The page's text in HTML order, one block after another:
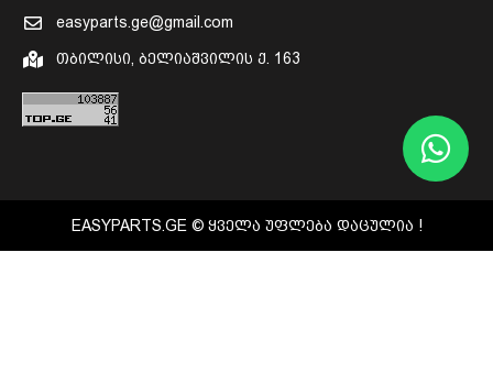
easyparts.ge@gmail.com
თბილისი, ბელიაშვილის ქ. 163
EASYPARTS.GE © ᲧᲕᲔᲚᲐ ᲣᲤᲚᲔᲑᲐ ᲓᲐᲪᲣᲚᲘᲐ !